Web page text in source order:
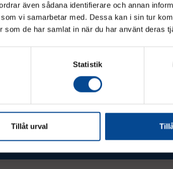
även sådana identifierare och annan
vi samarbetar med. Dessa kan i sin tur
de har samlat in när du har använt deras
Statistik
Tillåt urval
välj hur du vill se priserna
moms
Inkl. moms